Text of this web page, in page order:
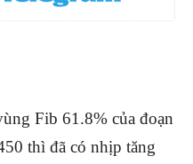
Fib 61.8% của đoạn
thì đã có nhịp tăng